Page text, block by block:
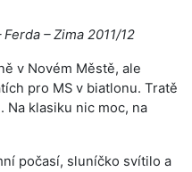
– Zima 2011/12
v Novém Městě, ale
pro MS v biatlonu. Tratě
Na klasiku nic moc, na
počasí, sluníčko svítilo a